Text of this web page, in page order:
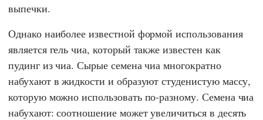
выпечки.
Однако наиболее известной формой использования
является гель чиа, который также известен как
пудинг из чиа. Сырые семена чиа многократно
набухают в жидкости и образуют студенистую массу,
которую можно использовать по-разному. Семена чиа
набухают: соотношение может увеличиться в десять